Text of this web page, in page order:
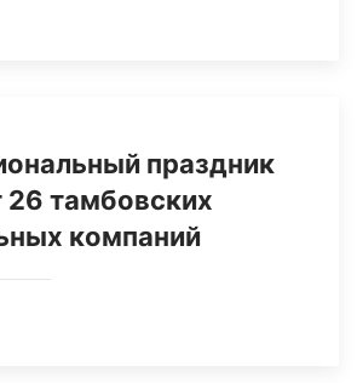
праздник
26 тамбовских
компаний